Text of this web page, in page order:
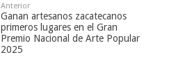
Anterior
Ganan artesanos zacatecanos
primeros lugares en el Gran
Premio Nacional de Arte Popular
2025